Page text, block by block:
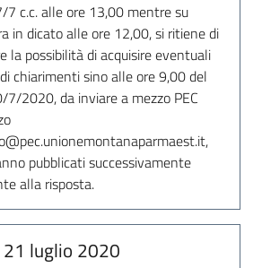
7 c.c. alle ore 13,00 mentre su
in dicato alle ore 12,00, si ritiene di
la possibilità di acquisire eventuali
chiarimenti sino alle ore 9,00 del
7/2020, da inviare a mezzo PEC
pubblicati successivamente
alla risposta.
21 luglio 2020